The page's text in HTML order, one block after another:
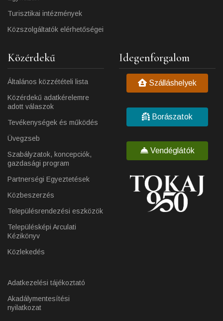
Turisztikai intézmények
Közszolgáltatók elérhetőségei
Közérdekű
Általános közzétételi lista
Közérdekű adatkérelemre
adott válaszok
Tevékenységek és működés
Üvegzseb
Szabályzatok, koncepciók,
gazdasági program
Partnerségi Egyeztetések
Közbeszerzés
Településrendezési eszközök
Településképi Arculati
Kézikönyv
Közlekedés
Adatkezelési tájékoztató
Akadálymentesítési
nyilatkozat
Idegenforgalom
Szálláshelyek
Borászatok
Vendéglátók